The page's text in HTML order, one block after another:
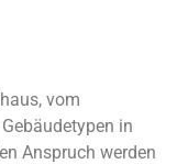
vom
in
Anspruch werden